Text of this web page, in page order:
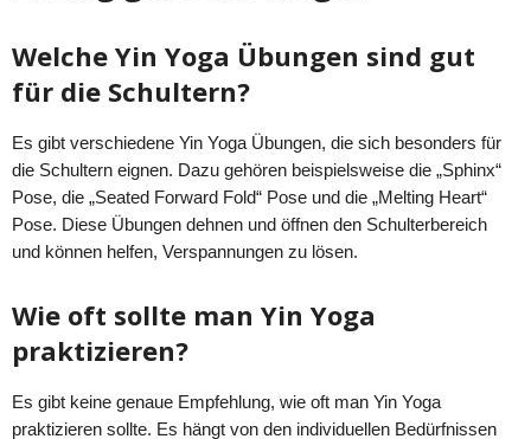
Welche Yin Yoga Übungen sind gut
für die Schultern?
Es gibt verschiedene Yin Yoga Übungen, die sich besonders für
die Schultern eignen. Dazu gehören beispielsweise die „Sphinx“
Pose, die „Seated Forward Fold“ Pose und die „Melting Heart“
Pose. Diese Übungen dehnen und öffnen den Schulterbereich
und können helfen, Verspannungen zu lösen.
Wie oft sollte man Yin Yoga
praktizieren?
Es gibt keine genaue Empfehlung, wie oft man Yin Yoga
praktizieren sollte. Es hängt von den individuellen Bedürfnissen